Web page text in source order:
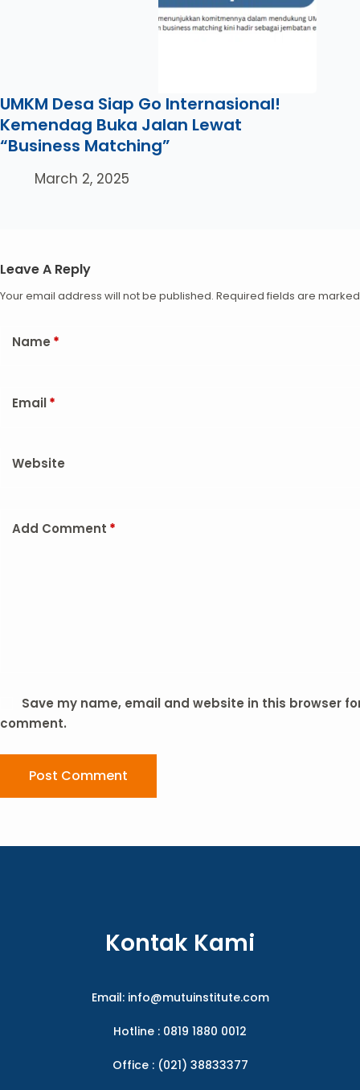
UMKM Desa Siap Go Internasional!
Kemendag Buka Jalan Lewat
“Business Matching”
March 2, 2025
Leave A Reply
Your email address will not be published. Required fields are
Name *
Email*
Website
Add Comment *
Save my name, email and website in this browser
comment.
Post Comment
Kontak Kami
Email: info@mutuinstitute.com
Hotline : 0819 1880 0012
Office : (021) 38833377